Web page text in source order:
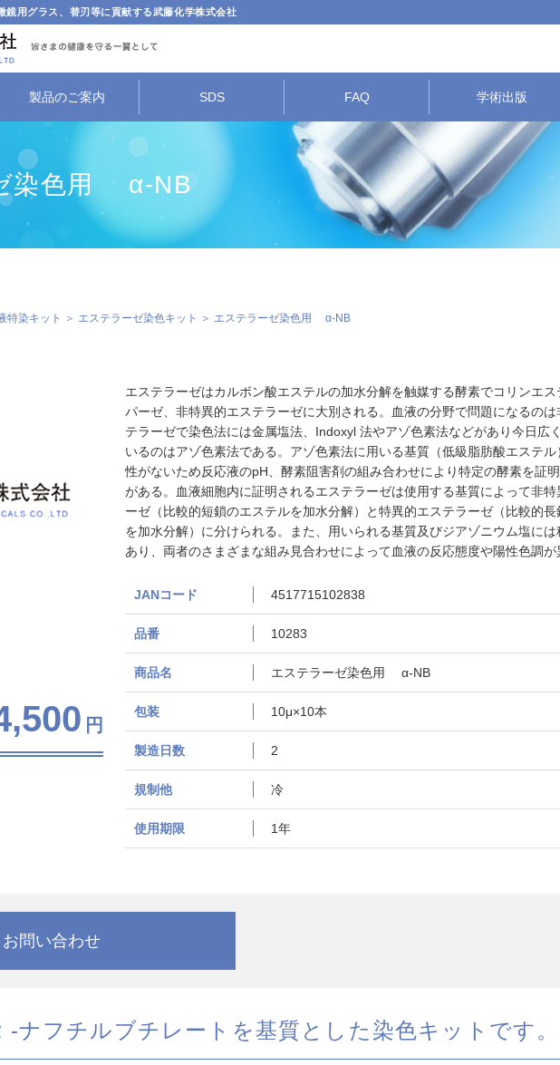
鏡用グラス、替刃等に貢献する武藤化学株式会社
製品のご案内 SDS FAQ 学術出版
染色用 α-NB
特染キット ＞ エステラーゼ染色キット ＞ エステラーゼ染色用 α-NB
円
エステラーゼはカルボン酸エステルの加水分解を触媒する酵素でコリンエ
パーゼ、非特異的エステラーゼに大別される。血液の分野で問題になるの
テラーゼで染色法には金属塩法、Indoxyl 法やアゾ色素法などがあり今日広
いるのはアゾ色素法である。アゾ色素法に用いる基質（低級脂肪酸エステ
性がないため反応液のpH、酵素阻害剤の組み合わせにより特定の酵素を証
がある。血液細胞内に証明されるエステラーゼは使用する基質によって非
ーゼ（比較的短鎖のエステルを加水分解）と特異的エステラーゼ（比較的
を加水分解）に分けられる。また、用いられる基質及びジアゾニウム塩に
あり、両者のさまざまな組み見合わせによって血液の反応態度や陽性色調が
JANコード 4517715102838
品番 10283
商品名 エステラーゼ染色用 α-NB
包装 10μ×10本
製造日数 2
規制他 冷
使用期限 1年
お問い合わせ
フチルブチレートを基質とした染色キットです。